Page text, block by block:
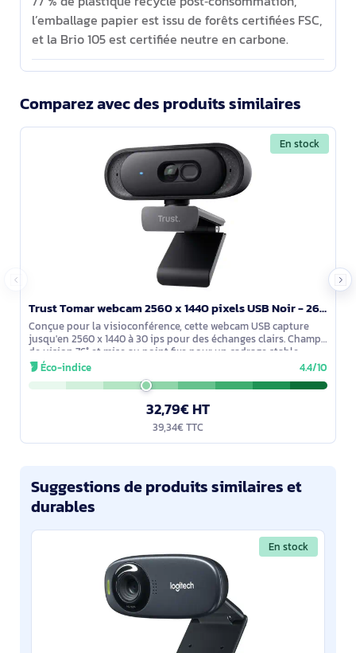
l’emballage papier est issu de forêts certifiées FSC,
et la Brio 105 est certifiée neutre en carbone.
Comparez avec des produits similaires
En stock
Trust Tomar webcam 2560 x 1440 pixels USB Noir - 26141
Conçue pour la visioconférence, cette webcam USB capture
jusqu'en 2560 x 1440 à 30 ips pour des échanges clairs. Champ
de vision 76° et mise au point fixe pour un cadrage stable,
micro intégré. Plug
Éco-indice 4.4/10
32,79€ HT
39,34€ TTC
Suggestions de produits similaires et
durables
En stock